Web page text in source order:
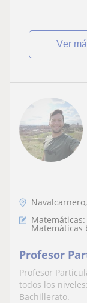
ver
Matemáticas
Profesor
Profesor
todos los
Bachillerato.